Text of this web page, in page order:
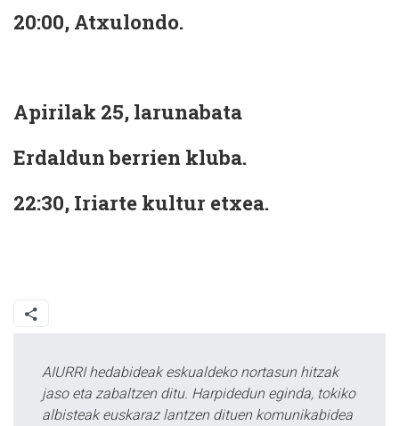
20:00, Atxulondo.
Apirilak 25, larunabata
Erdaldun berrien kluba.
22:30, Iriarte kultur etxea.
AIURRI hedabideak eskualdeko nortasun hitzak
jaso eta zabaltzen ditu. Harpidedun eginda, tokiko
albisteak euskaraz lantzen dituen komunikabidea